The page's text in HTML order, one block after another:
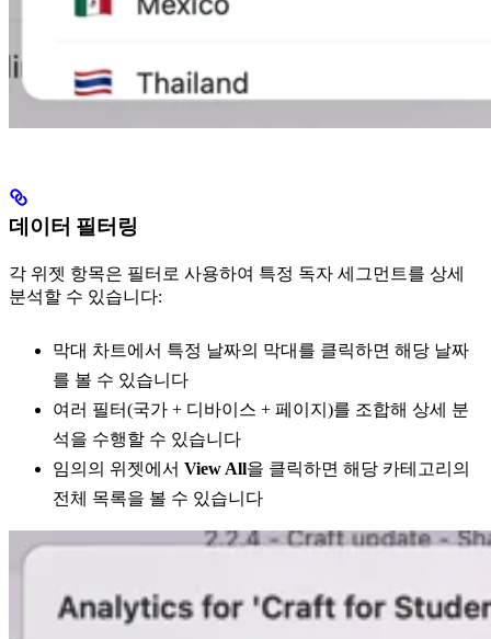
데이터 필터링
각 위젯 항목은 필터로 사용하여 특정 독자 세그먼트를 상세
분석할 수 있습니다:
막대 차트에서 특정 날짜의 막대를 클릭하면 해당 날짜
를 볼 수 있습니다
여러 필터(국가 + 디바이스 + 페이지)를 조합해 상세 분
석을 수행할 수 있습니다
임의의 위젯에서 View All을 클릭하면 해당 카테고리의
전체 목록을 볼 수 있습니다